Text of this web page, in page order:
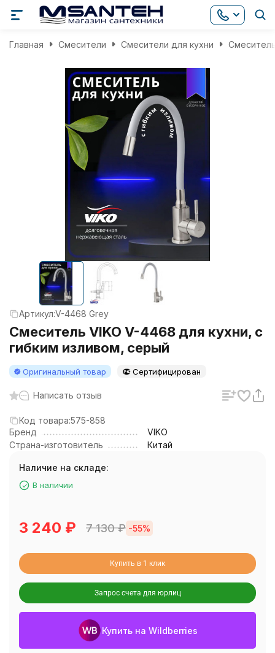
Главная Смесители Смесители для кухни
Артикул:V-4468 Grey
Смеситель VIKO V-4468 для кухни, с
гибким изливом, серый
Оригинальный товар Сертифицирован
Написать отзыв
Код товара:575-858
Бренд
VIKO
Страна-изготовитель
Китай
Наличие на складе:
В наличии
3 240 ₽ 7 130₽ -55%
Купить в 1 клик
Запрос счета для юрлиц
Купить на Wildberries